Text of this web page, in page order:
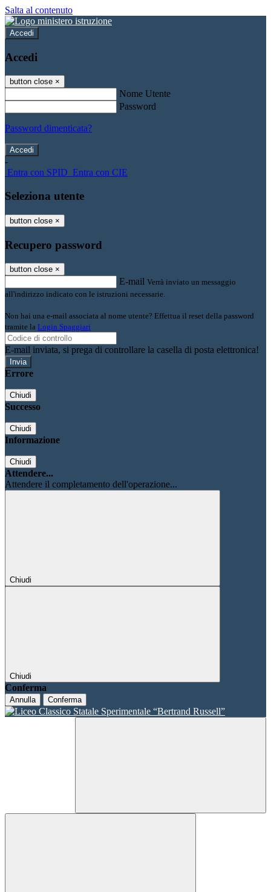
Salta al contenuto
Accedi
Accedi
button close ×
Nome Utente
Password
Password dimenticata?
-
Entra con SPID Entra con CIE
Seleziona utente
button close ×
Recupero password
button close ×
E-mail Verrà inviato un messaggio
all'indirizzo indicato con le istruzioni necessarie.
Non hai una e-mail associata al nome utente? Effettua il reset della password
tramite la Login Spaggiari
E-mail inviata, si prega di controllare la casella di posta elettronica!
Errore
Chiudi
Successo
Chiudi
Informazione
Chiudi
Attendere...
Attendere il completamento dell'operazione...
Chiudi
Chiudi
Conferma
Annulla Conferma